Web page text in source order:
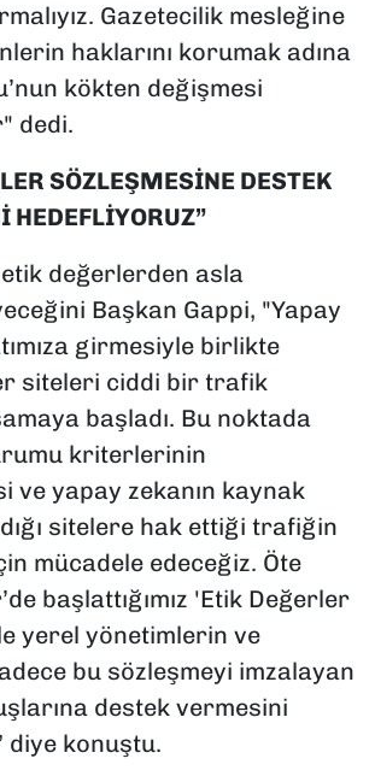
Gazetecilik mesleğine
haklarını korumak adına
kökten değişmesi
dedi.
SÖZLEŞMESİNE DESTEK
değerlerden asla
Başkan Gappi, "Yapay
girmesiyle birlikte
siteleri ciddi bir trafik
başladı. Bu noktada
kriterlerinin
ve yapay zekanın kaynak
sitelere hak ettiği trafiğin
mücadele edeceğiz. Öte
başlattığımız 'Etik Değerler
yerel yönetimlerin ve
bu sözleşmeyi imzalayan
destek vermesini
diye konuştu.